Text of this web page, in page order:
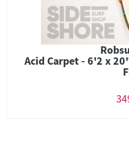
Acid Carpet - 6'2 x